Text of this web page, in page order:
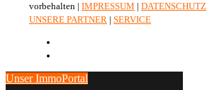
vorbehalten | IMPRESSUM | DATENSCHUTZ
UNSERE PARTNER | SERVICE
Unser ImmoPortal